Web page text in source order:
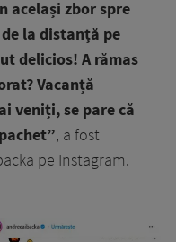
același zbor spre
la distanță pe
delicios! A rămas
Vacanță
veniți, se pare că
, a fost
pe Instagram.